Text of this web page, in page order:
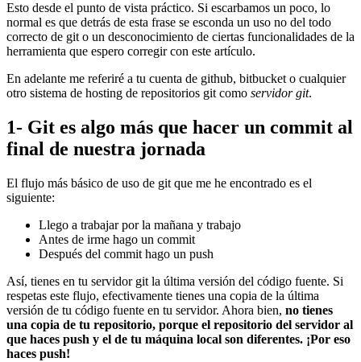
Esto desde el punto de vista práctico. Si escarbamos un poco, lo
normal es que detrás de esta frase se esconda un uso no del todo
correcto de git o un desconocimiento de ciertas funcionalidades de la
herramienta que espero corregir con este artículo.
En adelante me referiré a tu cuenta de github, bitbucket o cualquier
otro sistema de hosting de repositorios git como servidor git.
1- Git es algo más que hacer un commit al
final de nuestra jornada
El flujo más básico de uso de git que me he encontrado es el
siguiente:
Llego a trabajar por la mañana y trabajo
Antes de irme hago un commit
Después del commit hago un push
Así, tienes en tu servidor git la última versión del código fuente. Si
respetas este flujo, efectivamente tienes una copia de la última
versión de tu código fuente en tu servidor. Ahora bien, no tienes
una copia de tu repositorio, porque el repositorio del servidor al
que haces push y el de tu máquina local son diferentes. ¡Por eso
haces push!